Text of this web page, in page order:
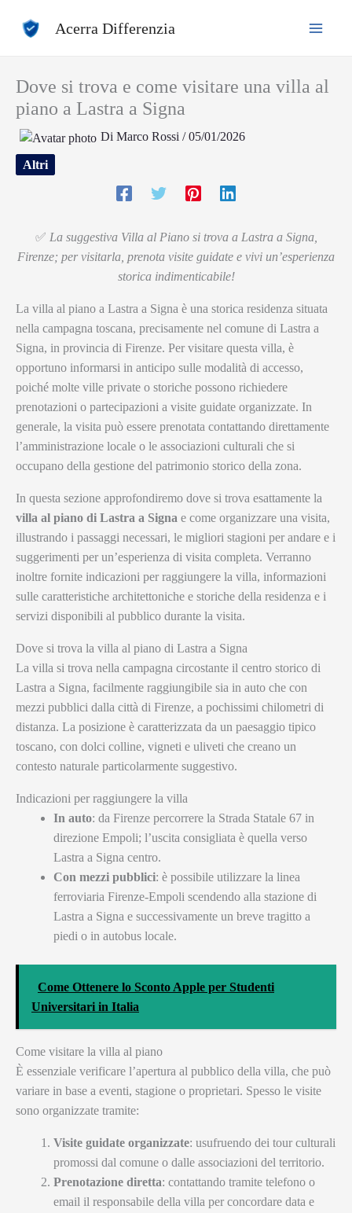
Acerra Differenzia
Dove si trova e come visitare una villa al
piano a Lastra a Signa
Di Marco Rossi /05/01/2026
Altri
✅ La suggestiva Villa al Piano si trova a Lastra a Signa,
Firenze; per visitarla, prenota visite guidate e vivi un’esperienza
storica indimenticabile!
La villa al piano a Lastra a Signa è una storica residenza situata
nella campagna toscana, precisamente nel comune di Lastra a
Signa, in provincia di Firenze. Per visitare questa villa, è
opportuno informarsi in anticipo sulle modalità di accesso,
poiché molte ville private o storiche possono richiedere
prenotazioni o partecipazioni a visite guidate organizzate. In
generale, la visita può essere prenotata contattando direttamente
l’amministrazione locale o le associazioni culturali che si
occupano della gestione del patrimonio storico della zona.
In questa sezione approfondiremo dove si trova esattamente la
villa al piano di Lastra a Signa e come organizzare una visita,
illustrando i passaggi necessari, le migliori stagioni per andare e i
suggerimenti per un’esperienza di visita completa. Verranno
inoltre fornite indicazioni per raggiungere la villa, informazioni
sulle caratteristiche architettoniche e storiche della residenza e i
servizi disponibili al pubblico durante la visita.
Dove si trova la villa al piano di Lastra a Signa
La villa si trova nella campagna circostante il centro storico di
Lastra a Signa, facilmente raggiungibile sia in auto che con
mezzi pubblici dalla città di Firenze, a pochissimi chilometri di
distanza. La posizione è caratterizzata da un paesaggio tipico
toscano, con dolci colline, vigneti e uliveti che creano un
contesto naturale particolarmente suggestivo.
Indicazioni per raggiungere la villa
In auto: da Firenze percorrere la Strada Statale 67 in
direzione Empoli; l’uscita consigliata è quella verso
Lastra a Signa centro.
Con mezzi pubblici: è possibile utilizzare la linea
ferroviaria Firenze-Empoli scendendo alla stazione di
Lastra a Signa e successivamente un breve tragitto a
piedi o in autobus locale.
Come Ottenere lo Sconto Apple per Studenti
Universitari in Italia
Come visitare la villa al piano
È essenziale verificare l’apertura al pubblico della villa, che può
variare in base a eventi, stagione o proprietari. Spesso le visite
sono organizzate tramite:
Visite guidate organizzate: usufruendo dei tour culturali
promossi dal comune o dalle associazioni del territorio.
Prenotazione diretta: contattando tramite telefono o
email il responsabile della villa per concordare data e